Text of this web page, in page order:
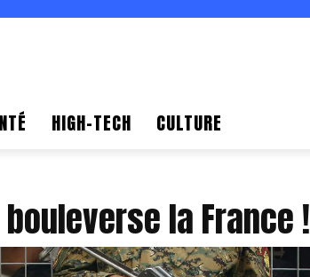
HIGH-TECH CULTURE
la France !